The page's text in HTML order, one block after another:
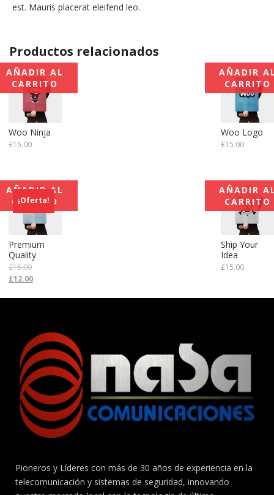
est. Mauris placerat eleifend leo.
Productos relacionados
Woo Ninja
£15.00
AÑADIR AL
CARRITO
Woo Logo
£15.00
AÑADIR
CARRITO
¡Oferta!
Premium
Quality
£15.00
Original
was:
£12.00
is:
AÑADIR AL
CARRITO
Ship Your
Idea
£15.00
AÑADIR
CARRITO
Pioneros y Líderes con más de 30 años de experiencia en la
telecomunicación y sistemas de seguridad, innovando